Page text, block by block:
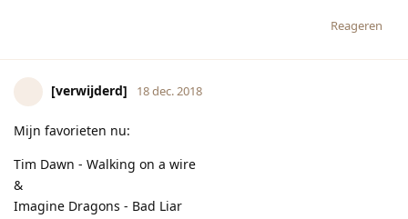
Reageren
[verwijderd] 18 dec. 2018
Mijn favorieten nu:
Tim Dawn - Walking on a wire
&
Imagine Dragons - Bad Liar